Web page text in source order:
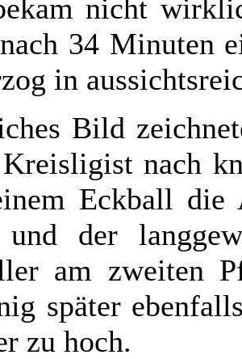
nicht
34 Minuten
in
Bild
nach
Eckball die
der
am zweiten
später
zu hoch.